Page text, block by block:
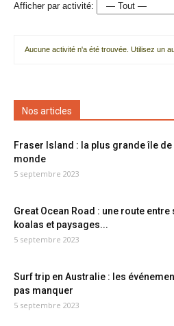
Afficher par activité:
Aucune activité n'a été trouvée. Utilisez un
Nos articles
Fraser Island : la plus grande île de
monde
5 septembre 2023
Great Ocean Road : une route entre
koalas et paysages...
5 septembre 2023
Surf trip en Australie : les
pas manquer
5 septembre 2023